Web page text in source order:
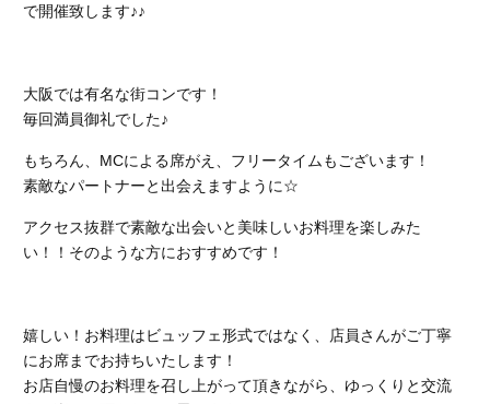
で開催致します♪♪
大阪では有名な街コンです！
毎回満員御礼でした♪
もちろん、MCによる席がえ、フリータイムもございます！
素敵なパートナーと出会えますように☆
アクセス抜群で素敵な出会いと美味しいお料理を楽しみた
い！！そのような方におすすめです！
嬉しい！お料理はビュッフェ形式ではなく、店員さんがご丁寧
にお席までお持ちいたします！
お店自慢のお料理を召し上がって頂きながら、ゆっくりと交流